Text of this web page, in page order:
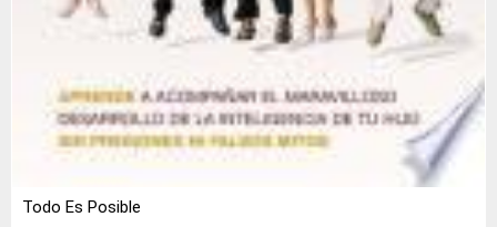
Todo Es Posible